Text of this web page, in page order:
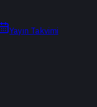
Yayın Takvimi